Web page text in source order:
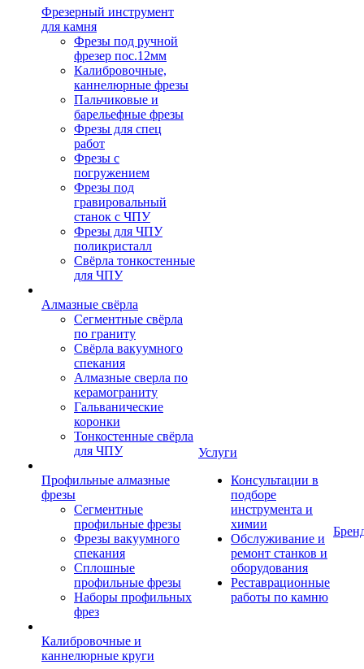
Фрезерный инструмент
для камня
Фрезы под ручной
фрезер пос.12мм
Калибровочные,
каннелюрные фрезы
Пальчиковые и
барельефные фрезы
Фрезы для спец
работ
Фрезы с
погружением
Фрезы под
гравировальный
станок с ЧПУ
Фрезы для ЧПУ
поликристалл
Свёрла тонкостенные
для ЧПУ
Алмазные свёрла
Сегментные свёрла
по граниту
Свёрла вакуумного
спекания
Алмазные сверла по
керамограниту
Гальванические
коронки
Тонкостенные свёрла
для ЧПУ
Профильные алмазные
фрезы
Сегментные
профильные фрезы
Фрезы вакуумного
спекания
Сплошные
профильные фрезы
Наборы профильных
фрез
Калибровочные и
каннелюрные круги
Услуги
Консультации в
подборе
инструмента и
химии
Обслуживание и
ремонт станков и
оборудования
Реставрационные
работы по камню